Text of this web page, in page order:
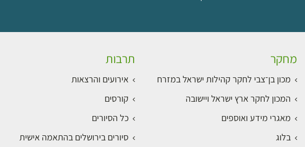
מחקר
מכון בן־צבי לחקר קהילות ישראל במזרח
המכון לחקר ארץ ישראל ויישובה
מאגרי מידע ואוספים
בלוג
תרבות
אירועים והרצאות
קורסים
כל הסיורים
סיורים בירושלים בהתאמה אישית